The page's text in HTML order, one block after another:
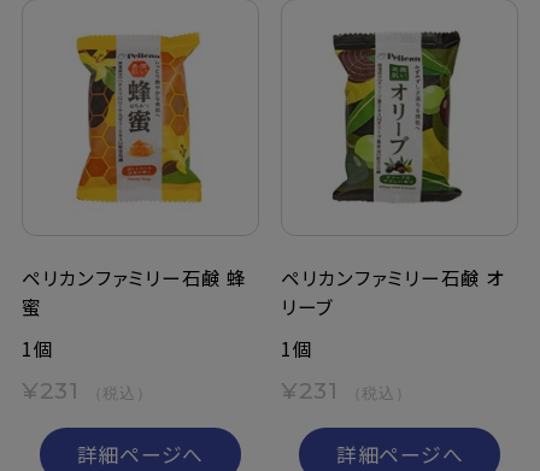
ペリカンファミリー石鹸 蜂
蜜
1個
¥231 （税込）
詳細ページへ
ペリカンファミリー石鹸 オ
リーブ
1個
¥231 （税込）
詳細ページへ